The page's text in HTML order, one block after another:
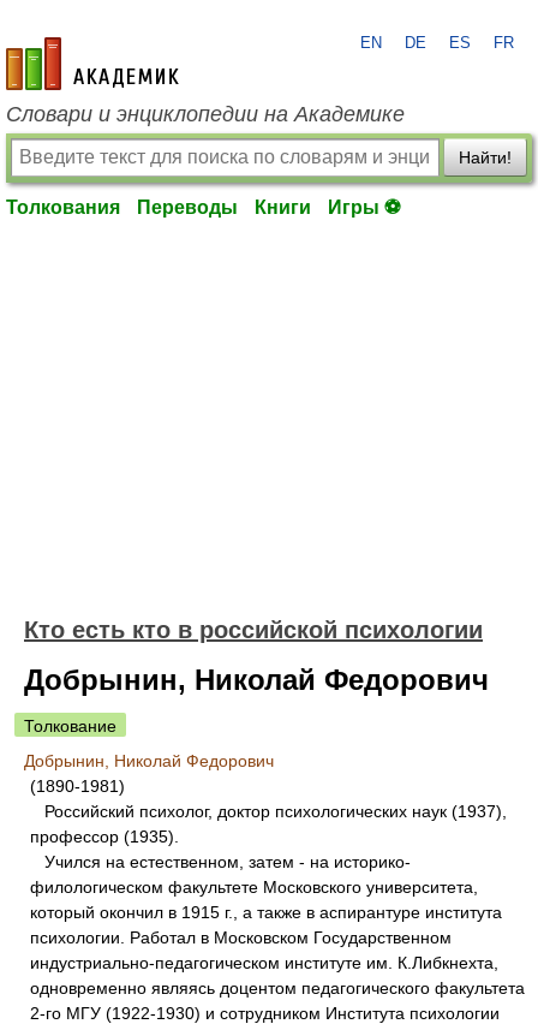
academic.ru
EN DE ES FR
Словари и энциклопедии на Академике
Найти!
Толкования Переводы Книги Игры ⚽
Кто есть кто в российской психологии
Добрынин, Николай Федорович
Толкование
Добрынин, Николай Федорович
(1890-1981)
Российский психолог, доктор психологических наук (1937),
профессор (1935).
Учился на естественном, затем - на историко-
филологическом факультете Московского университета,
который окончил в 1915 г., а также в аспирантуре института
психологии. Работал в Московском Государственном
индустриально-педагогическом институте им. К.Либкнехта,
одновременно являясь доцентом педагогического факультета
2-го МГУ (1922-1930) и сотрудником Института психологии